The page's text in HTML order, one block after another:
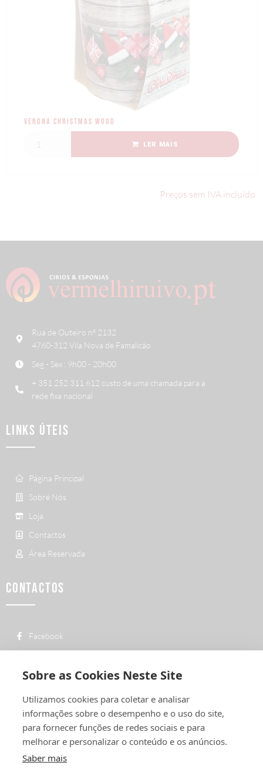
Sobre as Cookies Neste Site
Utilizamos cookies para coletar e analisar
informações sobre o desempenho e o uso do site,
para fornecer funções de redes sociais e para
melhorar e personalizar o conteúdo e os anúncios.
Saber mais
Verona Christmas Wood
LER MAIS
Preços sem IVA incluído
Rua de Outeiro nº 2132
4760-312 Vila Nova de Famalicão
Seg - Sex : 9h00 - 20h00
+ 351 252 311 612 custo de uma chamada para a
rede fixa nacional
LINKS ÚTEIS
Página Principal
Sobré Nós
Loja
Contactos
Área Reservada
CONTACTOS
Facebook
nacional
Rua de Outeiro nº 2132
4760-312 Vila Nova de Famalicão